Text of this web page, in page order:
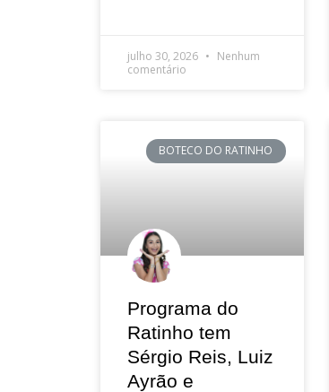
julho 30, 2026
Nenhum
comentário
BOTECO DO RATINHO
Programa do
Ratinho tem
Sérgio Reis, Luiz
Ayrão e